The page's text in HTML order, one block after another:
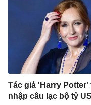
Tác giả 'Harry Potter'
nhập câu lạc bộ tỷ